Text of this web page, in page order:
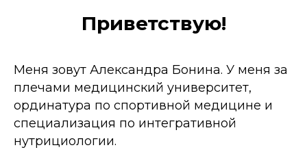
Приветствую!
Меня зовут Александра Бонина. У меня за
плечами медицинский университет,
ординатура по спортивной медицине и
специализация по интегративной
нутрициологии.